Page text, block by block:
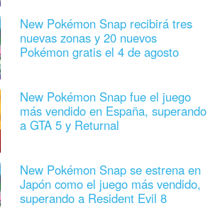
New Pokémon Snap recibirá tres
nuevas zonas y 20 nuevos
Pokémon gratis el 4 de agosto
New Pokémon Snap fue el juego
más vendido en España, superando
a GTA 5 y Returnal
New Pokémon Snap se estrena en
Japón como el juego más vendido,
superando a Resident Evil 8